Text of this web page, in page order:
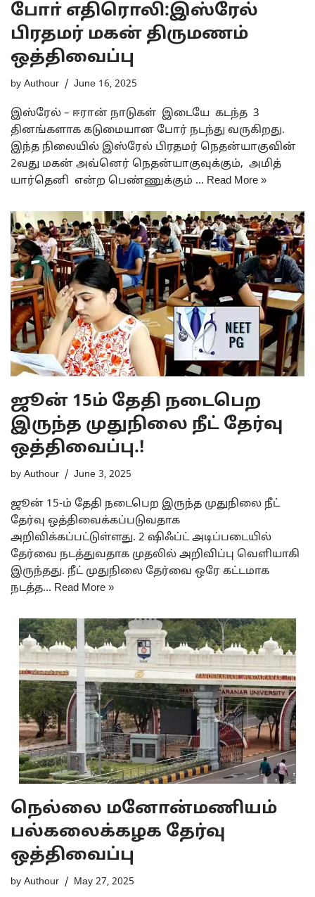
போா் எதிரொலி:இஸ்ரேல்
பிரதமர் மகன் திருமணம்
ஒத்திவைப்பு
by Authour June 16, 2025
இஸ்ரேல் – ஈரான் நாடுகள் இடையே கடந்த 3
தினங்களாக கடுமையான போர் நடந்து வருகிறது.
இந்த நிலையில் இஸ்ரேல் பிரதமர் நெதன்யாகுவின்
2வது மகன் அவ்னெர் நெதன்யாகுவுக்கும், அமித்
யார்தெனி என்ற பெண்ணுக்கும் … Read More »
ஜூன் 15ம் தேதி நடைபெற
இருந்த முதுநிலை நீட் தேர்வு
ஒத்திவைப்பு.!
by Authour June 3, 2025
ஜூன் 15-ம் தேதி நடைபெற இருந்த முதுநிலை நீட்
தேர்வு ஒத்திவைக்கப்படுவதாக
அறிவிக்கப்பட்டுள்ளது. 2 ஷிஃப்ட் அடிப்படையில்
தேர்வை நடத்துவதாக முதலில் அறிவிப்பு வெளியாகி
இருந்தது. நீட் முதுநிலை தேர்வை ஒரே கட்டமாக
நடத்த… Read More »
நெல்லை மனோன்மணியம்
பல்கலைக்கழக தேர்வு
ஒத்திவைப்பு
by Authour May 27, 2025